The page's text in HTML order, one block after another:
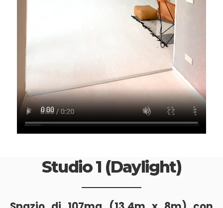
Studio 1 (Daylight)